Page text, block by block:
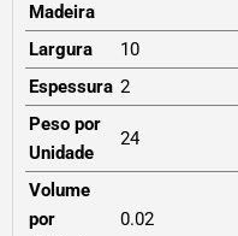
Madeira
Largura
10
Espessura 2
Peso por
Unidade
24
Volume
por
0.02